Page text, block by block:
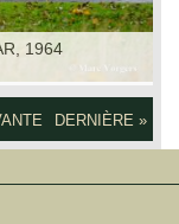
1964
DERNIÈRE »